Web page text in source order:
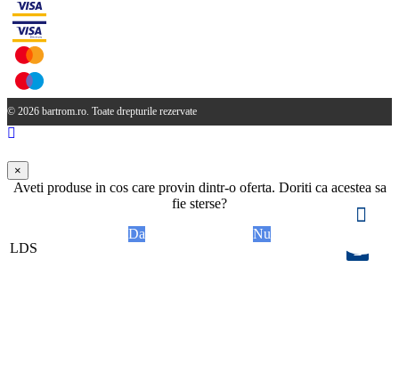
LDS
© 2026 bartrom.ro. Toate drepturile rezervate
×
Aveti produse in cos care provin dintr-o oferta. Doriti ca acestea sa
fie sterse?
Da
Nu